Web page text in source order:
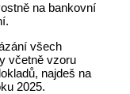
na bankovní
všech
včetně vzoru
najdeš na
2025.